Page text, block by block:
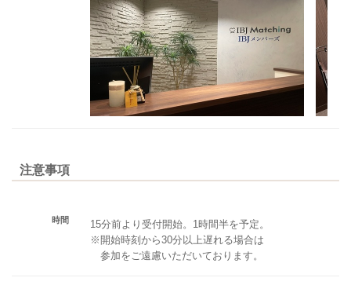
注意事項
時間
15分前より受付開始。1時間半を予定。
※開始時刻から30分以上遅れる場合は
参加をご遠慮いただいております。